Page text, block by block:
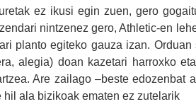
ez ikusi egin zuen, gero
nintzenez gero, Athletic-en
planto egiteko gauza izan.
alegia) doan kazetari harroxko
Are zailago –beste
hil ala bizikoak ematen ez zutelarik